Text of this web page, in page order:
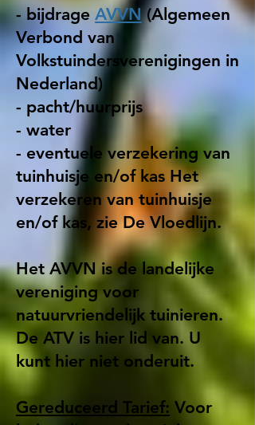
- bijdrageAVVN(Algemeen
Verbond van
Volkstuindersverenigingen in
Nederland)
- pacht/huurprijs
- water
- eventuele verzekering van
tuinhuisje en/of kas Het
verzekeren van tuinhuisje
en/of kas, zie De Vloedlijn.
Het AVVN is de landelijke
vereniging voor
natuurvriendelijk tuinieren.
De ATV is hier lid van. U
kunt hier niet onderuit.
Gereduceerd Tarief: Voor